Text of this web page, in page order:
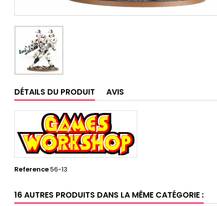
DÉTAILS DU PRODUIT AVIS
Reference56-13
16 AUTRES PRODUITS DANS LA MÊME CATÉGORIE :